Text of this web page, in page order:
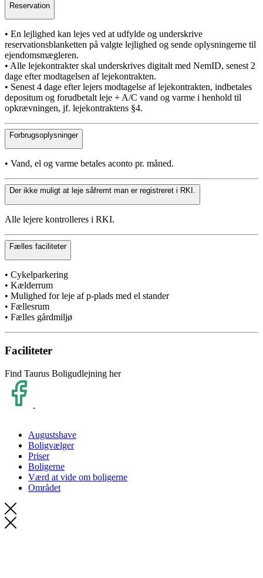
Reservation
• En lejlighed kan lejes ved at udfylde og underskrive
reservationsblanketten på valgte lejlighed og sende oplysningerne til
ejendomsmægleren.
• Alle lejekontrakter skal underskrives digitalt med NemID, senest 2
dage efter modtagelsen af lejekontrakten.
• Senest 4 dage efter lejers modtagelse af lejekontrakten, indbetales
depositum og forudbetalt leje + A/C vand og varme i henhold til
opkrævningen, jf. lejekontraktens §4.
Forbrugsoplysninger
• Vand, el og varme betales aconto pr. måned.
Der ikke muligt at leje såfremt man er registreret i RKI.
Alle lejere kontrolleres i RKI.
Fælles faciliteter
• Cykelparkering
• Kælderrum
• Mulighed for leje af p-plads med el stander
• Fællesrum
• Fælles gårdmiljø
Faciliteter
Find Taurus Boligudlejning her
Augustshave
Boligvælger
Priser
Boligerne
Værd at vide om boligerne
Området